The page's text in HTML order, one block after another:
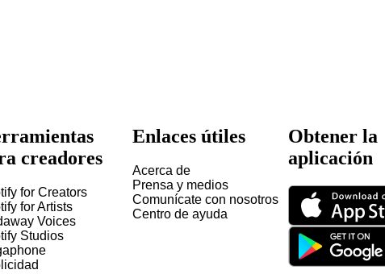
creadores
for Creators
for Artists
Voices
Studios
Enlaces útiles
Acerca de
Prensa y medios
Comunícate con nosotros
Centro de ayuda
Obtener la
aplicación